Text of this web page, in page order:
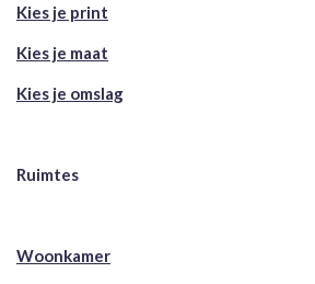
Kies je print
Kies je maat
Kies je omslag
Ruimtes
Woonkamer